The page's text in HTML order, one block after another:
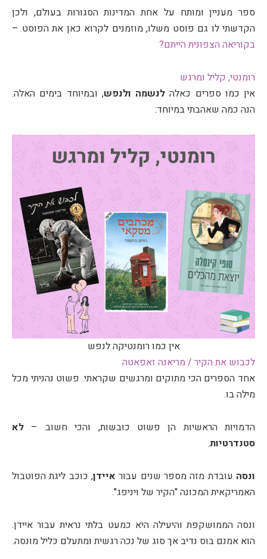
ספר מעניין ומותח על אחת המדינות הסגורות בעולם, ולכן
הקדשתי לו גם פוסט משלו, מוזמנים לקרוא כאן את הפוסט –
בקוריאה הצפונית הייתם?
רומנטי, קליל ומרגש
אין כמו ספרים כאלה לנשמה ולנפש, ובמיוחד בימים האלה.
הנה כמה שאהבתי במיוחד:
אין כמו רומנטיקה לנפש
לכבוש את הקיר / מריאנה זאפאטה
אחד הספרים הכי מתוקים ומרגשים שקראתי. פשוט נהניתי מכל
מילה בו.
הדמויות הראשיות הן פשוט כובשות, והכי חשוב – לא
סטנדרטיות.
ונסה עובדת מזה מספר שנים עבור איידן, כוכב ליגת הפוטבול
האמריקאית המכונה "הקיר של ויניפג".
ונסה הממושקפת והיעילה היא כמעט בלתי נראית עבור איידן.
הוא אמנם בוס נדיב אך סוג של נכה רגשית ומתעלם כליל מונסה.